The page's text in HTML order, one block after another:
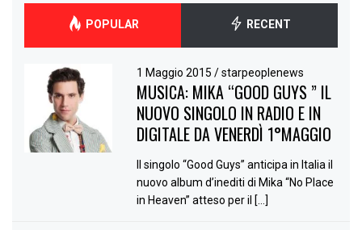
POPULAR RECENT
1 Maggio 2015/ starpeoplenews
MUSICA: MIKA “GOOD GUYS ” IL
NUOVO SINGOLO IN RADIO E IN
DIGITALE DA VENERDÌ 1°MAGGIO
Il singolo “Good Guys” anticipa in Italia il
nuovo album d’inediti di Mika “No Place
in Heaven” atteso per il […]